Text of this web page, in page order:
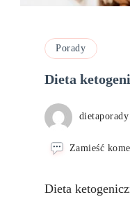
Porady
Dieta
dietaporady
Zamieść
Dieta